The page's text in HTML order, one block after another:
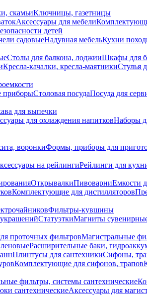
скамьиКлючницы, газетницы
Аксессуары для мебели
детей
садовыеНадувная мебельКухни
Столы для балкона, лоджииШкафы для
Кресла-качалки, кресла-маятникиСтулья
приборыСтоловая посудаПосуда для
для выпечки
для охлаждения напитковНаборы
воронкиФормы, приборы для
на рейлингиРейлинги для
ОткрывалкиПивоварниЕмкости
Комплектующие для дистилляторов
Фильтры-кувшины
СтатуэткиМагниты
проточных фильтровМагистральные
Расширительные баки,
Плинтусы для сантехникиСифоны,
Комплектующие для сифонов, трапов
фильтры, системы сантехнические
сантехническиеАксессуары для